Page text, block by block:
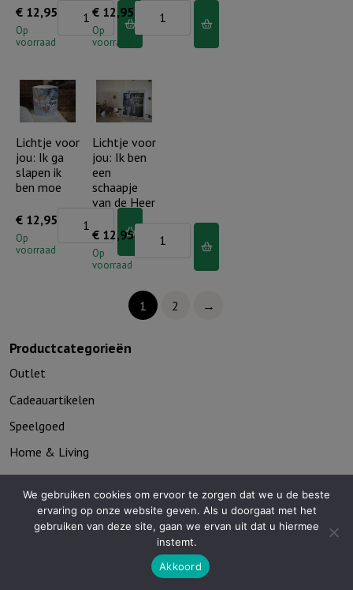
Productcategorieën
Outlet
Cadeauartikelen
Speelgoed
Home & Living
Seizoenen
Troost en bemoediging
Kaarthouders
tekst
€ 12,95
Op
voorraad
Lichtje
goedheid
Heer
is
hemelhoog
aantal
€ 12,95
Op
voorraad
voor
jou:
your
worries
into
prayers
Lichtje voor
jou: Ik ga
slapen ik
ben moe
€ 12,95
Op
voorraad
Lichtje
ik
aantal
Lichtje voor
jou: Ik ben
een
schaapje
van de Heer
€ 12,95
Op
voorraad
Lichtje
voor
Ik
ben
1 2 →
We gebruiken cookies om ervoor te zorgen dat we u de beste
ervaring op onze website geven. Als u doorgaat met het
gebruiken van deze site, gaan we ervan uit dat u hiermee
instemt.
Akkoord